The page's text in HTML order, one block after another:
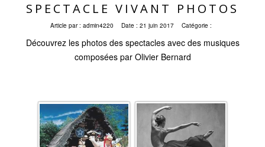
SPECTACLE VIVANT PHOTOS
Article par : admin4220 Date : 21 juin 2017 Catégorie :
Découvrez les photos des spectacles avec des musiques
composées par Olivier Bernard